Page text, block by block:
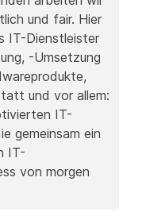
und fair. Hier
IT-Dienstleister
-Umsetzung
und vor allem:
IT-
gemeinsam ein
IT-
von morgen